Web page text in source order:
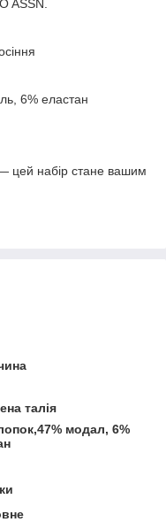
ASSN.
6% еластан
цей набір стане вашим
талія
модал, 6%